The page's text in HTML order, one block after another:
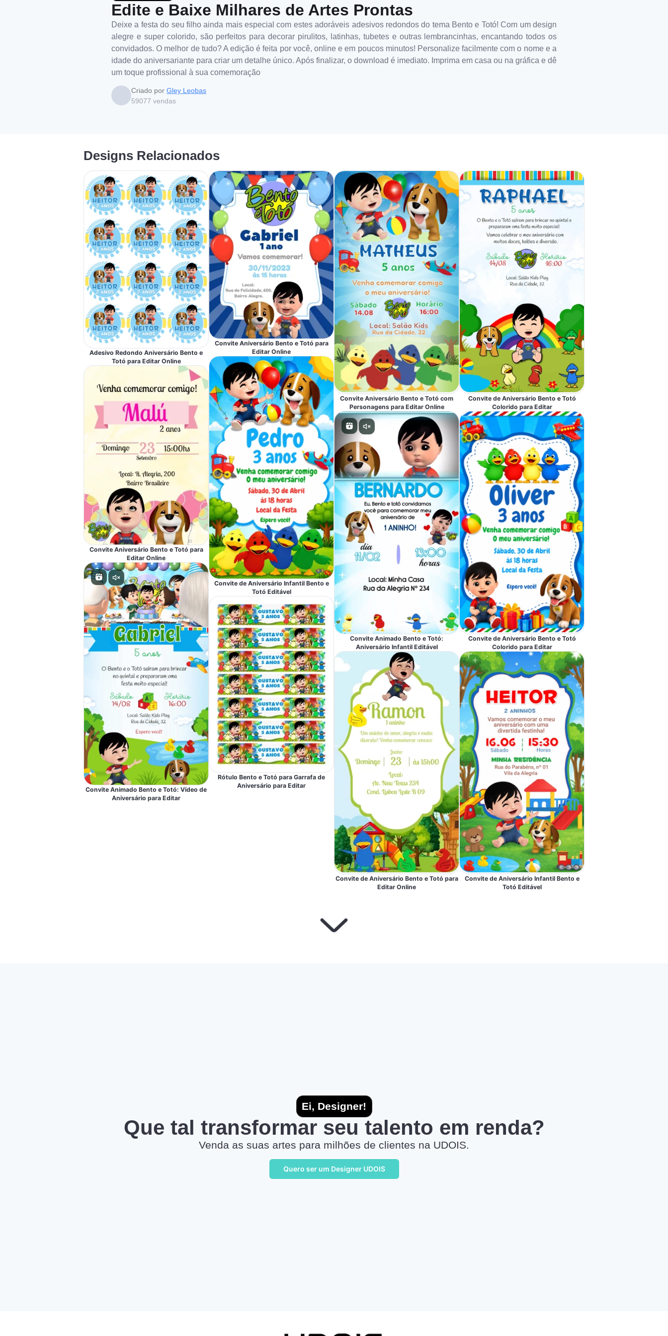
Edite e Baixe Milhares de Artes Prontas
Deixe a festa do seu filho ainda mais especial com estes adoráveis adesivos redondos do tema Bento e Totó! Com um design
alegre e super colorido, são perfeitos para decorar pirulitos, latinhas, tubetes e outras lembrancinhas, encantando todos os
convidados. O melhor de tudo? A edição é feita por você, online e em poucos minutos! Personalize facilmente com o nome e a
idade do aniversariante para criar um detalhe único. Após finalizar, o download é imediato. Imprima em casa ou na gráfica e dê
um toque profissional à sua comemoração
Criado por Gley Leobas
59077 vendas
Designs Relacionados
Adesivo Redondo Aniversário Bento e
Totó para Editar Online
Convite Aniversário Bento e Totó para
Editar Online
Convite Animado Bento e Totó: Vídeo de
Aniversário para Editar
Convite Aniversário Bento e Totó para
Editar Online
Convite de Aniversário Infantil Bento e
Totó Editável
Rótulo Bento e Totó para Garrafa de
Aniversário para Editar
Convite Aniversário Bento e Totó com
Personagens para Editar Online
Convite Animado Bento e Totó:
Aniversário Infantil Editável
Convite de Aniversário Bento e Totó para
Editar Online
Convite de Aniversário Bento e Totó
Colorido para Editar
Convite de Aniversário Bento e Totó
Colorido para Editar
Convite de Aniversário Infantil Bento e
Totó Editável
Ei, Designer!
Que tal transformar seu talento em renda?
Venda as suas artes para milhões de clientes na UDOIS.
Quero ser um Designer UDOIS